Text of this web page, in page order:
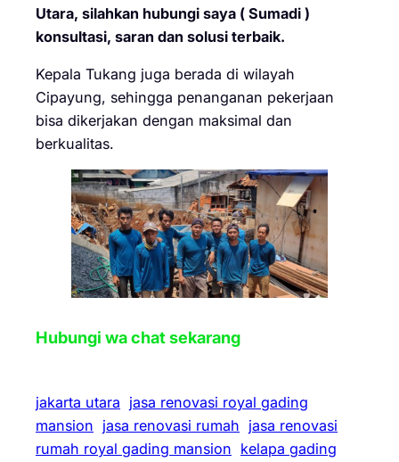
Utara, silahkan hubungi saya ( Sumadi )
konsultasi, saran dan solusi terbaik.
Kepala Tukang juga berada di wilayah
Cipayung, sehingga penanganan pekerjaan
bisa dikerjakan dengan maksimal dan
berkualitas.
Hubungi wa chat sekarang
jakarta utara jasa renovasi royal gading
mansion jasa renovasi rumah jasa renovasi
rumah royal gading mansion kelapa gading